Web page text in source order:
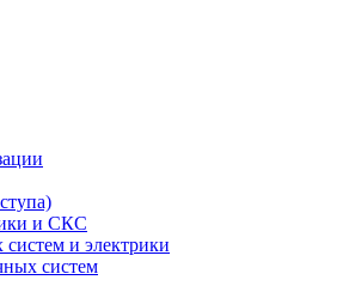
и СКС
и электрики
систем